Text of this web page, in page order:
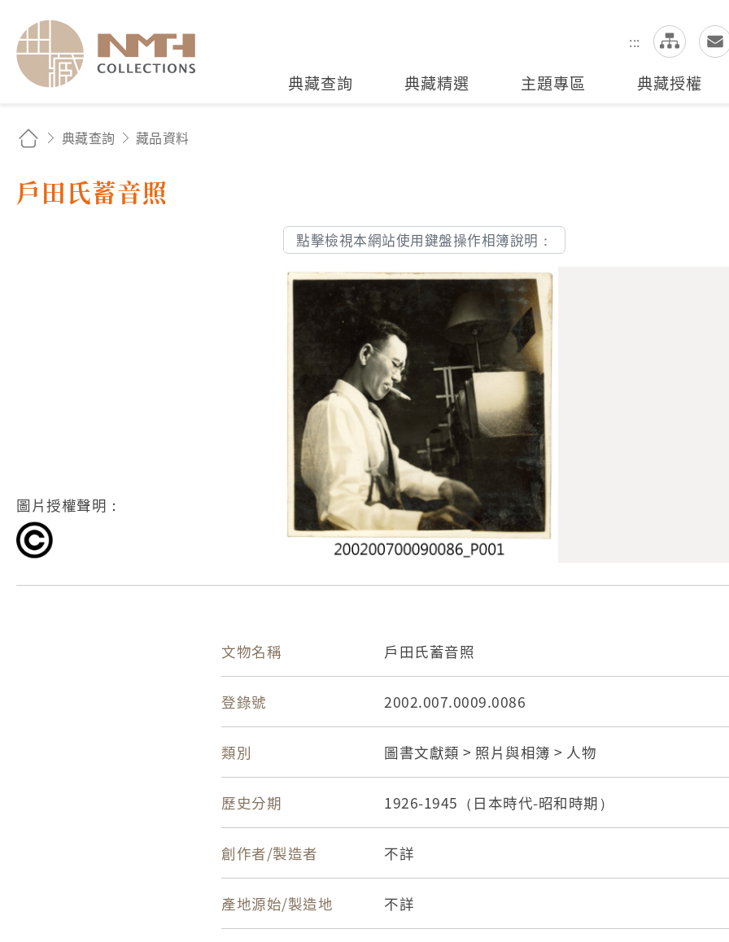
:::
全站搜尋
典藏查詢 典藏精選 主題專區 典藏授權
典藏查詢 藏品資料
戶田氏蓄音照
點擊檢視本網站使用鍵盤操作相簿說明：
圖片授權聲明：
文物名稱 戶田氏蓄音照
登錄號 2002.007.0009.0086
類別 圖書文獻類 > 照片與相簿 > 人物
歷史分期 1926-1945（日本時代-昭和時期）
創作者/製造者 不詳
產地源始/製造地 不詳